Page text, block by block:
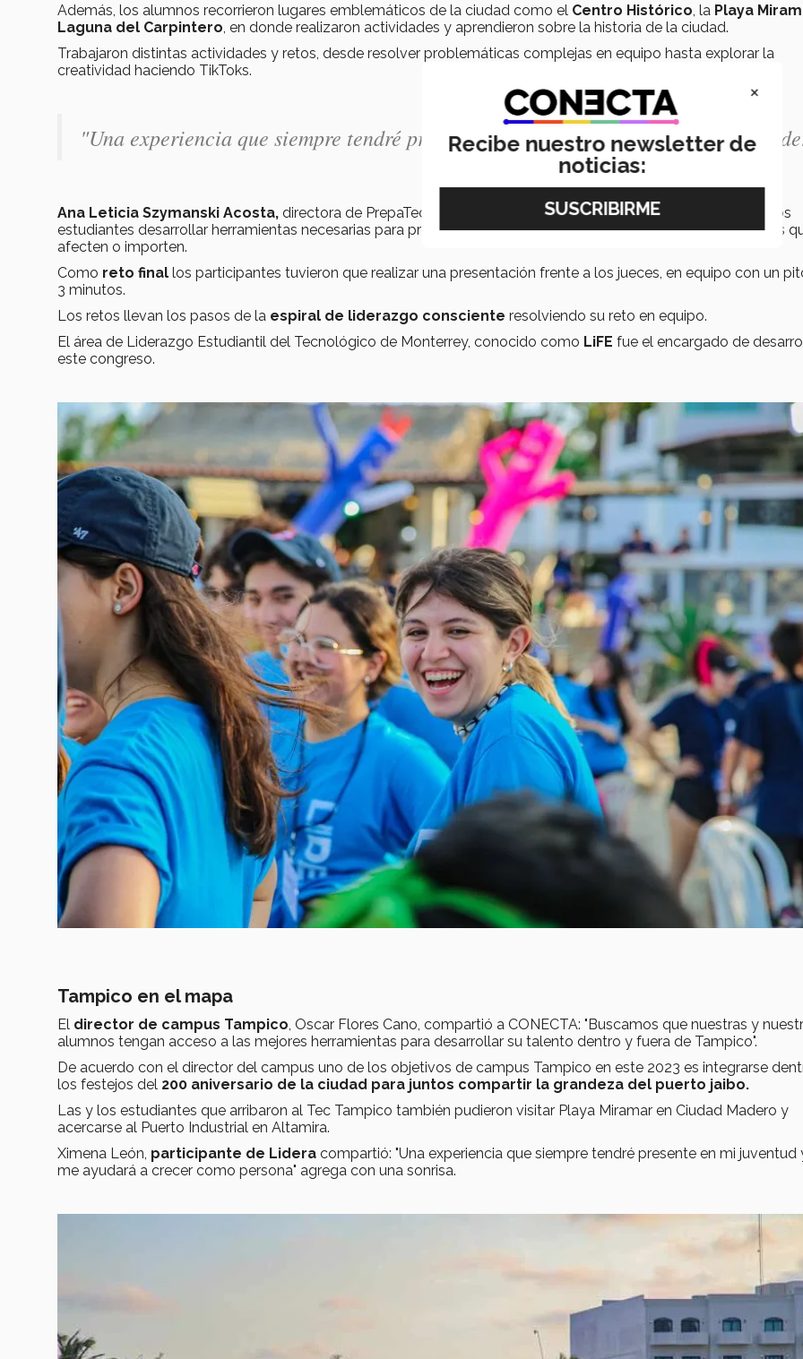
Además, los alumnos recorrieron lugares emblemáticos de la ciudad como el Centro Histórico, la Playa
Laguna del Carpintero, en donde realizaron actividades y aprendieron sobre la historia de la ciudad.
Trabajaron distintas actividades y retos, desde resolver problemáticas complejas en equipo hasta explorar la
creatividad haciendo TikToks.
"Una experiencia que siempre tendré presente". Ximena León, participante de
Ana Leticia Szymanski Acosta, directora de PrepaTec Tampico explicó que estos espacios les permiten a los
estudiantes desarrollar herramientas necesarias para progresar en desafíos personales y colectivos complejos
afecten o importen.
Como reto final los participantes tuvieron que realizar una presentación frente a los jueces, en equipo con un
3 minutos.
Los retos llevan los pasos de la espiral de liderazgo consciente resolviendo su reto en equipo.
El área de Liderazgo Estudiantil del Tecnológico de Monterrey, conocido como LiFE fue el encargado de
este congreso.
Tampico en el mapa
El director de campus Tampico , Oscar Flores Cano, compartió a CONECTA: "Buscamos que nuestras y
alumnos tengan acceso a las mejores herramientas para desarrollar su talento dentro y fuera de Tampico".
De acuerdo con el director del campus uno de los objetivos de campus Tampico en este 2023 es integrarse
los festejos del 200 aniversario de la ciudad para juntos compartir la grandeza del puerto jaibo.
Las y los estudiantes que arribaron al Tec Tampico también pudieron visitar Playa Miramar en Ciudad Madero y
acercarse al Puerto Industrial en Altamira.
Ximena León, participante de Lidera compartió: "Una experiencia que siempre tendré presente en mi juventud
me ayudará a crecer como persona" agrega con una sonrisa.
×
Recibe nuestro newsletter de
noticias: